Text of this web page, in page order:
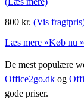
800 kr. (Vis
Læs mere »Køb nu »
De mest populære
Office2go.dk og
gode priser.